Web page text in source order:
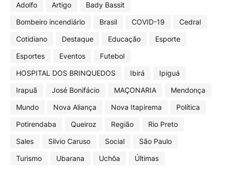
Adolfo Artigo
Bady Bassit
Bombeiro incendiário
Brasil COVID-19
Cedral
Cotidiano
Destaque Educação
Esporte
Esportes
Eventos
Futebol
HOSPITAL DOS BRINQUEDOS
Ibirá
Ipiguá
Irapuã
José Bonifácio MAÇONARIA
Mendonça
Mundo
Nova Aliança Nova Itapirema
Política
Potirendaba
Queiroz Região
Rio Preto
Sales
Silvio Caruso Social
São Paulo
Turismo
Ubarana Uchôa Últimas